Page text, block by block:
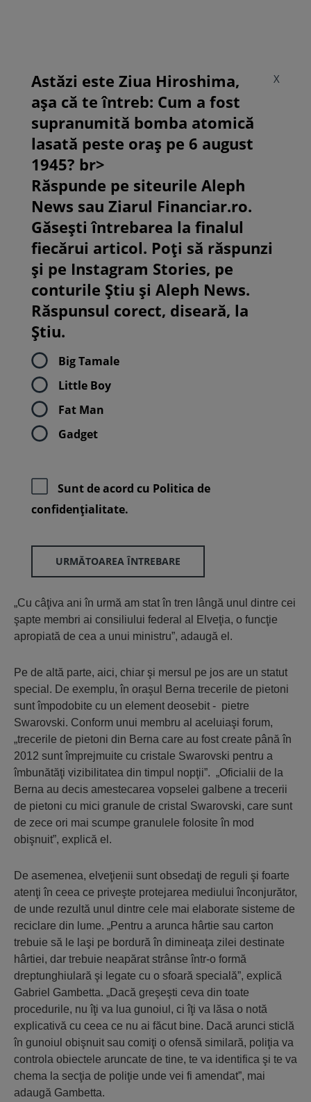
X
Astăzi este Ziua Hiroshima,
așa că te întreb: Cum a fost
supranumită bomba atomică
lasată peste oraș pe 6 august
1945? br>
Răspunde pe siteurile Aleph
News sau Ziarul Financiar.ro.
Găsești întrebarea la finalul
fiecărui articol. Poți să răspunzi
și pe Instagram Stories, pe
conturile Știu și Aleph News.
Răspunsul corect, diseară, la
Știu.
Big Tamale
Little Boy
Fat Man
Gadget
Sunt de acord cu Politica de
confidenţialitate.
URMĂTOAREA ÎNTREBARE
„Cu câţiva ani în urmă am stat în tren lângă unul dintre cei
şapte membri ai consiliului federal al Elveţia, o funcţie
apropiată de cea a unui ministru”, adaugă el.
Pe de altă parte, aici, chiar şi mersul pe jos are un statut
special. De exemplu, în oraşul Berna trecerile de pietoni
sunt împodobite cu un element deosebit - pietre
Swarovski. Conform unui membru al aceluiaşi forum,
„trecerile de pietoni din Berna care au fost create până în
2012 sunt împrejmuite cu cristale Swarovski pentru a
îmbunătăţi vizibilitatea din timpul nopţii”. „Oficialii de la
Berna au decis amestecarea vopselei galbene a trecerii
de pietoni cu mici granule de cristal Swarovski, care sunt
de zece ori mai scumpe granulele folosite în mod
obişnuit”, explică el.
De asemenea, elveţienii sunt obsedaţi de reguli şi foarte
atenţi în ceea ce priveşte protejarea mediului înconjurător,
de unde rezultă unul dintre cele mai elaborate sisteme de
reciclare din lume. „Pentru a arunca hârtie sau carton
trebuie să le laşi pe bordură în dimineaţa zilei destinate
hârtiei, dar trebuie neapărat strânse într-o formă
dreptunghiulară şi legate cu o sfoară specială”, explică
Gabriel Gambetta. „Dacă greşeşti ceva din toate
procedurile, nu îţi va lua gunoiul, ci îţi va lăsa o notă
explicativă cu ceea ce nu ai făcut bine. Dacă arunci sticlă
în gunoiul obişnuit sau comiţi o ofensă similară, poliţia va
controla obiectele aruncate de tine, te va identifica şi te va
chema la secţia de poliţie unde vei fi amendat”, mai
adaugă Gambetta.